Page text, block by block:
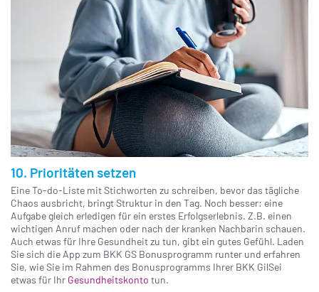
10. Prioritäten setzen
Eine To-do-Liste mit Stichworten zu schreiben, bevor das tägliche
Chaos ausbricht, bringt Struktur in den Tag. Noch besser: eine
Aufgabe gleich erledigen für ein erstes Erfolgserlebnis. Z.B. einen
wichtigen Anruf machen oder nach der kranken Nachbarin schauen.
Auch etwas für Ihre Gesundheit zu tun, gibt ein gutes Gefühl. Laden
Sie sich die App zum BKK GS Bonusprogramm runter und erfahren
Sie, wie Sie im Rahmen des Bonusprogramms Ihrer BKK GilSei
etwas für Ihr Gesundheitskonto tun.